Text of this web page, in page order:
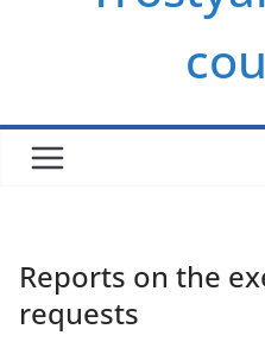
Reports on the
requests